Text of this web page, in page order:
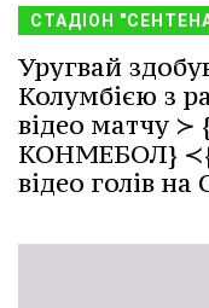
СТАДІОН
Уругвай
Колумбією з
відео матчу ≻
КОНМЕБОЛ}
відео голів